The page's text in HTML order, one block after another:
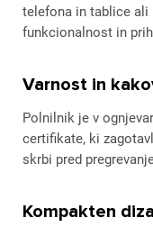
telefona in tablice ali
funkcionalnost in
Varnost in
Polnilnik je v
certifikate, ki
skrbi pred
Kompakten